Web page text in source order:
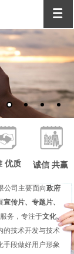
优质 诚信 共赢
公司主要面向政府
宣传片、专题片、
务，专注于文化、
的技术开发与技术
手段做好用户形象